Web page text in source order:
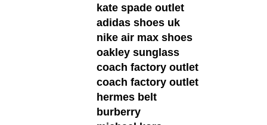
kate spade outlet
adidas shoes uk
nike air max shoes
oakley sunglass
coach factory outlet
coach factory outlet
hermes belt
burberry